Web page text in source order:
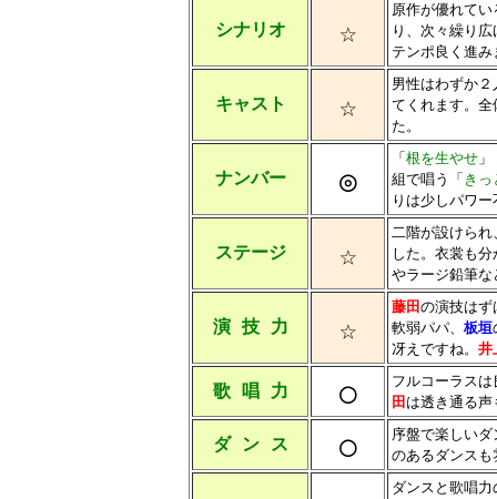
シナリオ ☆
原作が優れて
り、次々繰り
テンポ良く進み
キャスト ☆
男性はわずか
てくれます。
た。
ナンバー ◎
「 根を生やせ
組で唱う「 き
りは少しパワ
ステージ ☆
二階が設けら
した。衣裳も
やラージ鉛筆
演 技 力 ☆
藤田 の演技はず
軟弱パパ、 板垣
冴えですね。 井
歌 唱 力 ○
フルコーラス
田 は透き通る
ダ ン ス ○
序盤で楽しい
のあるダンス
ダンスと歌唱